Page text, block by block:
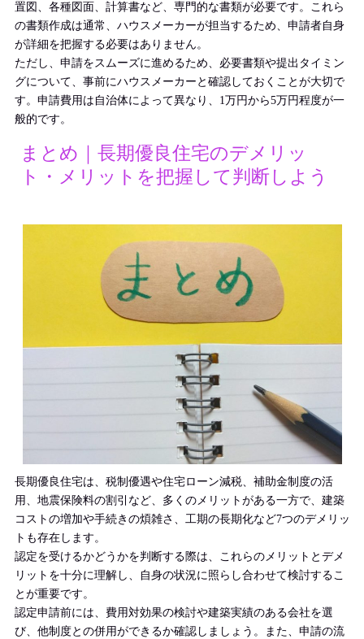
置図、各種図面、計算書など、専門的な書類が必要です。これら
の書類作成は通常、ハウスメーカーが担当するため、申請者自身
が詳細を把握する必要はありません。
ただし、申請をスムーズに進めるため、必要書類や提出タイミン
グについて、事前にハウスメーカーと確認しておくことが大切で
す。申請費用は自治体によって異なり、1万円から5万円程度が一
般的です。
まとめ｜長期優良住宅のデメリッ
ト・メリットを把握して判断しよう
長期優良住宅は、税制優遇や住宅ローン減税、補助金制度の活
用、地震保険料の割引など、多くのメリットがある一方で、建築
コストの増加や手続きの煩雑さ、工期の長期化など7つのデメリッ
トも存在します。
認定を受けるかどうかを判断する際は、これらのメリットとデメ
リットを十分に理解し、自身の状況に照らし合わせて検討するこ
とが重要です。
認定申請前には、費用対効果の検討や建築実績のある会社を選
び、他制度との併用ができるか確認しましょう。また、申請の流